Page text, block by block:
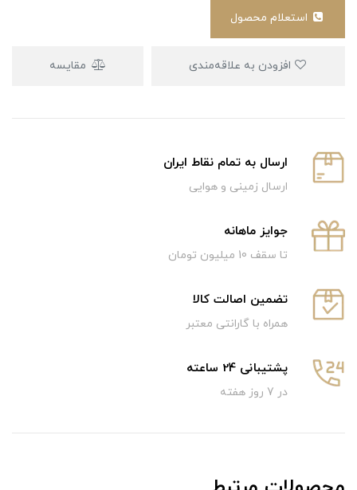
مقایسه
ارسال به تمام نقاط ایران
ارسال زمینی و هوایی
جوایز ماهانه
تا سقف 10 میلیون تومان
تضمین اصالت کالا
همراه با گارانتی معتبر
پشتیبانی 24 ساعته
در 7 روز هفته